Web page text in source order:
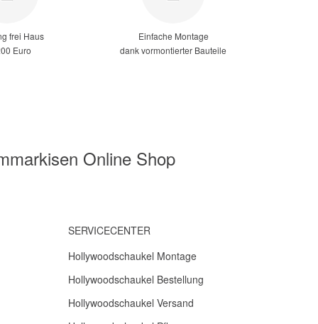
frei Haus
Euro
Einfache Montage
dank vormontierter Bauteile
Online Shop
SERVICECENTER
Hollywoodschaukel Montage
Hollywoodschaukel Bestellung
Hollywoodschaukel Versand